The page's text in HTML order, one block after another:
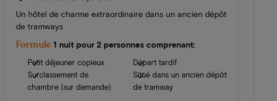
Un hôtel de charme extraordinaire dans un ancien dépôt
de tramways
Formule 1 nuit pour 2 personnes comprenant:
Petit déjeuner copieux
Surclassement de
chambre (sur demande)
Départ tardif
Situé dans un ancien dépôt
de tramway